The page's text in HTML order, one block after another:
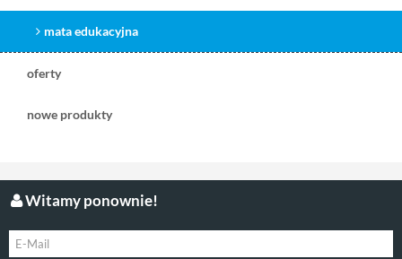
mata edukacyjna
oferty
nowe produkty
Witamy ponownie!